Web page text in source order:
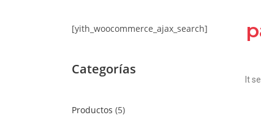
[yith_woocommerce_ajax_search]
Categorías
Productos 5
It